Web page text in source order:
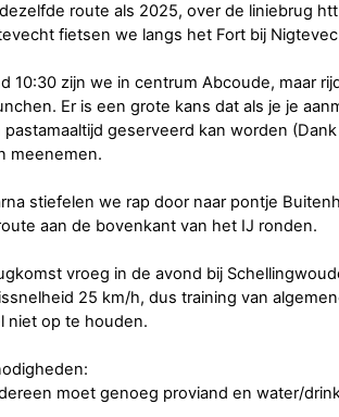
route als 2025, over de liniebrug
fietsen we langs het Fort bij
10:30 zijn we in centrum Abcoude, maar
Er is een grote kans dat als je je
pastamaaltijd geserveerd kan worden
meenemen.
stiefelen we rap door naar pontje
aan de bovenkant van het IJ ronden.
vroeg in de avond bij
25 km/h, dus training van
niet op te houden.
moet genoeg proviand en water/